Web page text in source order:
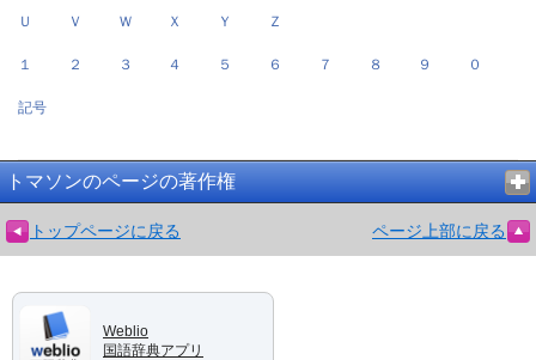
Ｕ Ｖ Ｗ Ｘ Ｙ Ｚ
１ ２ ３ ４ ５ ６ ７ ８ ９ ０
記号
トマソンのページの著作権
トップページに戻る ページ上部に戻る
Weblio
国語辞典アプリ